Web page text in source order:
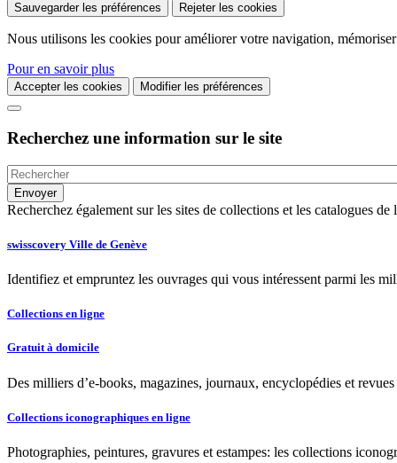
Sauvegarder les préférences Rejeter les cookies
Nous utilisons les cookies pour améliorer votre navigation,
Pour en savoir plus
Accepter les cookies Modifier les préférences
Recherchez une information sur le site
Recherchez également sur les sites de collections et les catalogues
swisscovery Ville de Genève
Identifiez et empruntez les ouvrages qui vous intéressent parmi les
Collections en ligne
Gratuit à domicile
Des milliers d’e-books, magazines, journaux, encyclopédies et
Collections iconographiques en ligne
Photographies, peintures, gravures et estampes: les collections